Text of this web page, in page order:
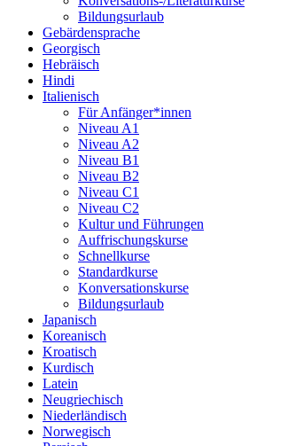
Bildungsurlaub
Gebärdensprache
Georgisch
Hebräisch
Hindi
Italienisch
Für Anfänger*innen
Niveau A1
Niveau A2
Niveau B1
Niveau B2
Niveau C1
Niveau C2
Kultur und Führungen
Auffrischungskurse
Schnellkurse
Standardkurse
Konversationskurse
Bildungsurlaub
Japanisch
Koreanisch
Kroatisch
Kurdisch
Latein
Neugriechisch
Niederländisch
Norwegisch